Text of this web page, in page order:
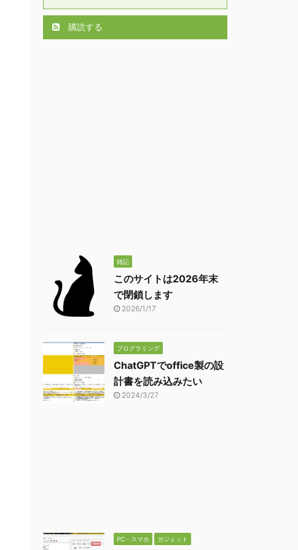
購読する
雑記
このサイトは2026年末
で閉鎖します
2026/1/17
プログラミング
ChatGPTでoffice製の設
計書を読み込みたい
2024/3/27
PC・スマホ ガジェット